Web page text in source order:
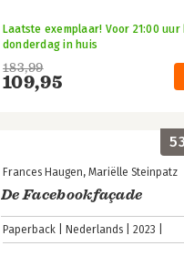
183,99
109,95
Laatste exemplaar! Voor 21:00 uur
donderdag in huis
Frances Haugen Mariëlle Steinpatz
De Facebookfaçade
Paperback Nederlands 2023